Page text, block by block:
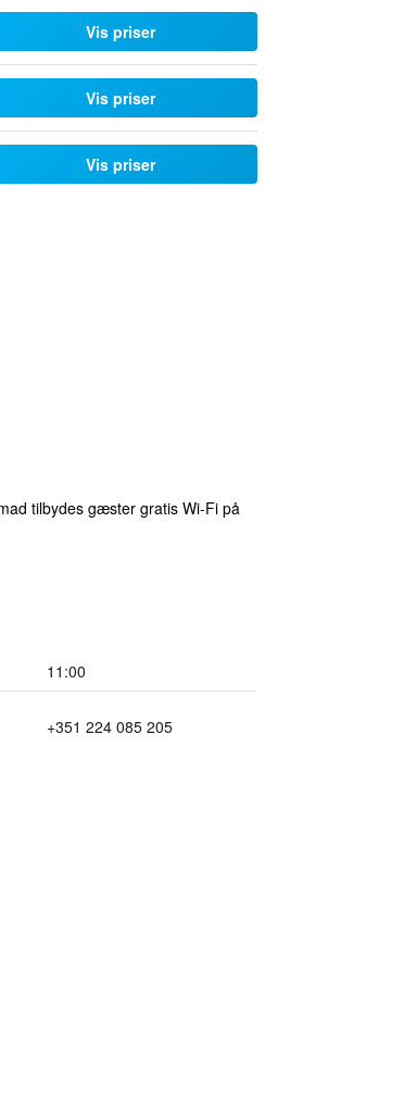
Vis priser
Vis priser
Vis priser
tilbydes gæster gratis Wi-Fi på
11:00
+351 224 085 205